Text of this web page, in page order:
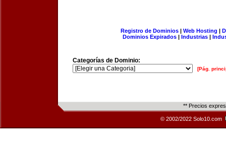
Registro de Dominios| Web Hosting |
Dominios Expirados | Industrias |
Categorías de Dominio:
[Pág.
** Precios
© 2002/2022 Solo10.com